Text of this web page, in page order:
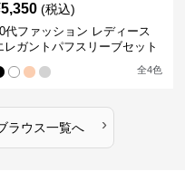
5,350 (税込)
代ファッション レディース
レガントパフスリーブセット
全4色
ラウス一覧へ ›